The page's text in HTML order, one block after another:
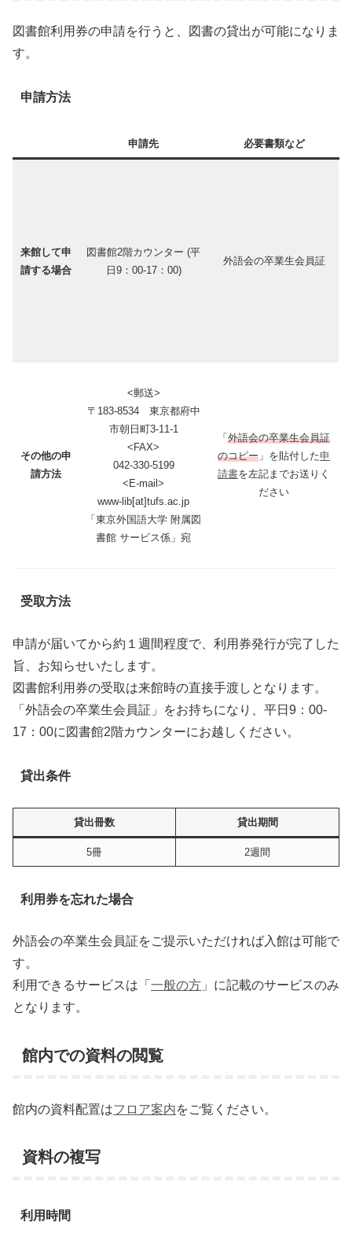
図書館利用券の申請を行うと、図書の貸出が可能になりま
す。
申請方法
申請先 必要書類など
来館して申
請する場合
図書館2階カウンター (平
日9：00-17：00)
外語会の卒業生会員証
その他の申
請方法
<郵送>
〒183-8534 東京都府中
市朝日町3-11-1
<FAX>
042-330-5199
<E-mail>
www-lib[at]tufs.ac.jp
「東京外国語大学 附属図
書館 サービス係」宛
「 外語会の卒業生会員証
のコピー 」を貼付した申
請書を左記までお送りく
ださい
受取方法
申請が届いてから約１週間程度で、利用券発行が完了した
旨、お知らせいたします。
図書館利用券の受取は来館時の直接手渡しとなります。
「外語会の卒業生会員証」をお持ちになり、平日9：00-
17：00に図書館2階カウンターにお越しください。
貸出条件
貸出冊数 貸出期間
5冊 2週間
利用券を忘れた場合
外語会の卒業生会員証をご提示いただければ入館は可能で
す。
利用できるサービスは「 一般の方 」に記載のサービスのみ
となります。
館内での資料の閲覧
館内の資料配置はフロア案内をご覧ください。
資料の複写
利用時間